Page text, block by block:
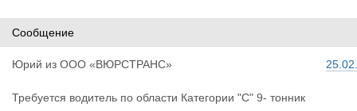
Сообщение
Юрий из ООО «ВЮРСТРАНС»
Требуется водитель по области Категории "С" 9- тонник